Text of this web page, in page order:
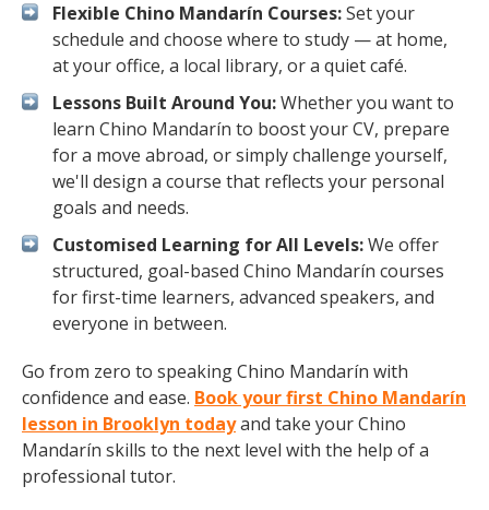
Flexible Chino Mandarín Courses:Set your
schedule and choose where to study — at home,
at your office, a local library, or a quiet café.
Lessons Built Around You:Whether you want to
learn Chino Mandarín to boost your CV, prepare
for a move abroad, or simply challenge yourself,
we'll design a course that reflects your personal
goals and needs.
Customised Learning for All Levels:We offer
structured, goal-based Chino Mandarín courses
for first-time learners, advanced speakers, and
everyone in between.
Go from zero to speaking Chino Mandarín with
confidence and ease. Book your first Chino Mandarín
lesson in Brooklyn todayand take your Chino
Mandarín skills to the next level with the help of a
professional tutor.